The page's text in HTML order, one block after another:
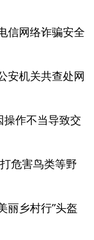
信网络诈骗安全
安机关共查处网
操作不当导致交
危害鸟类等野
丽乡村行”头盔